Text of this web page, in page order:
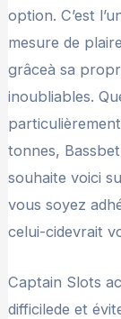
option. C’est
mesure de
grâceà sa
inoubliables.
tonnes,
souhaite voici
vous soyez
celui-cidevrait
Captain Slots
difficilede et